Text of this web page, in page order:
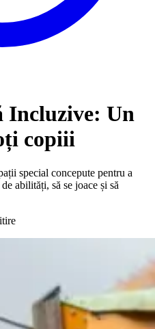
Incluzive: Un
copiii
special concepute pentru a
abilități, să se joace și să